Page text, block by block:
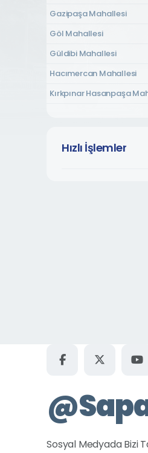
Gazipaşa Mahallesi
Göl Mahallesi
Güldibi Mahallesi
Hacımercan Mahallesi
Kırkpınar Hasanpaşa
Kurtköy Dibektaş
Yanık Mahallesi
Tüm Okullar
Hızlı İşlemler
@
Sosyal Medyada Bizi